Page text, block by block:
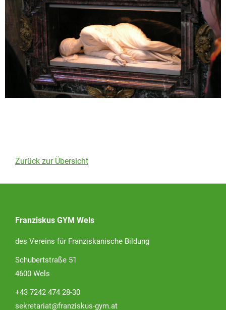
Zurück zur Übersicht
Franziskus GYM Wels
des Vereins für Franziskanische Bildung
Schubertstraße 51
4600 Wels
+43 7242 474 28-30
sekretariat@franziskus-gym.at